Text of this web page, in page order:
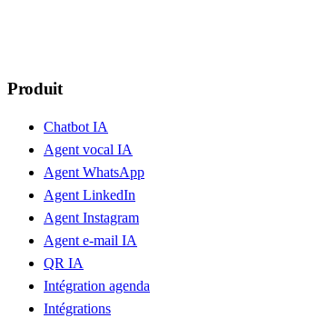
Produit
Chatbot IA
Agent vocal IA
Agent WhatsApp
Agent LinkedIn
Agent Instagram
Agent e-mail IA
QR IA
Intégration agenda
Intégrations